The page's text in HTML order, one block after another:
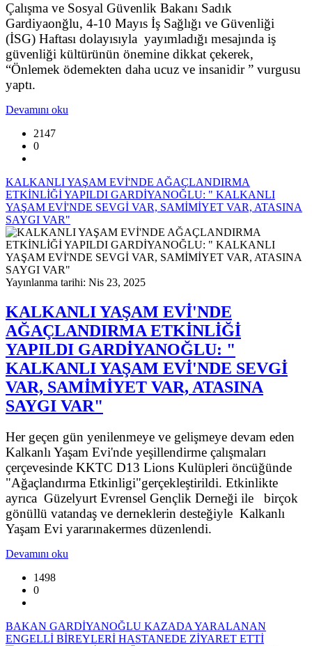
Çalışma ve Sosyal Güvenlik Bakanı Sadık
Gardiyaonğlu, 4-10 Mayıs İş Sağlığı ve Güvenliği
(İSG) Haftası dolayısıyla yayımladığı mesajında iş
güvenliği kültürünün önemine dikkat çekerek,
“Önlemek ödemekten daha ucuz ve insanidir ” vurgusu
yaptı.
Devamını oku
2147
0
KALKANLI YAŞAM EVİ'NDE AĞAÇLANDIRMA
ETKİNLİĞİ YAPILDI GARDİYANOĞLU: " KALKANLI
YAŞAM EVİ'NDE SEVGİ VAR, SAMİMİYET VAR, ATASINA
SAYGI VAR"
Yayınlanma tarihi: Nis 23, 2025
KALKANLI YAŞAM EVİ'NDE
AĞAÇLANDIRMA ETKİNLİĞİ
YAPILDI GARDİYANOĞLU: "
KALKANLI YAŞAM EVİ'NDE SEVGİ
VAR, SAMİMİYET VAR, ATASINA
SAYGI VAR"
Her geçen gün yenilenmeye ve gelişmeye devam eden
Kalkanlı Yaşam Evi'nde yeşillendirme çalışmaları
çerçevesinde KKTC D13 Lions Kulüpleri öncüğünde
"Ağaçlandırma Etkinligi"gerçekleştirildi. Etkinlikte
ayrıca Güzelyurt Evrensel Gençlik Derneği ile birçok
gönüllü vatandaş ve derneklerin desteğiyle Kalkanlı
Yaşam Evi yararınakermes düzenlendi.
Devamını oku
1498
0
BAKAN GARDİYANOĞLU KAZADA YARALANAN
ENGELLİ BİREYLERİ HASTANEDE ZİYARET ETTİ